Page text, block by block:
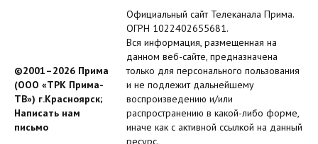
©2001–2026 Прима
(ООО «ТРК Прима-
ТВ») г.Красноярск;
Написать нам
письмо
Официальный сайт Телеканала Прима.
ОГРН 1022402655681.
Вся информация, размещенная на
данном веб-сайте, предназначена
только для персонального пользования
и не подлежит дальнейшему
воспроизведению и/или
распространению в какой-либо форме,
иначе как с активной ссылкой на данный
ресурс.